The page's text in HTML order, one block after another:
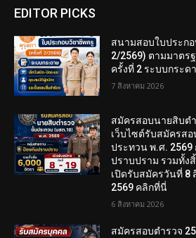
EDITOR PICKS
สนามสอบใบประก
2/2569) ตามมาตร
ครั้งที่ 2 ระบบกระด
7 สิงหาคม 2026
สมัครสอบนายสิบต
เว็บไซต์รับสมัครส
ประทวน พ.ศ.
ปราบปราม รวมทั้ง
เปิดรับสมัครวันที่ 8
2569 คลิกที่นี่
6 สิงหาคม 2026
สมัครสอบตํารวจ